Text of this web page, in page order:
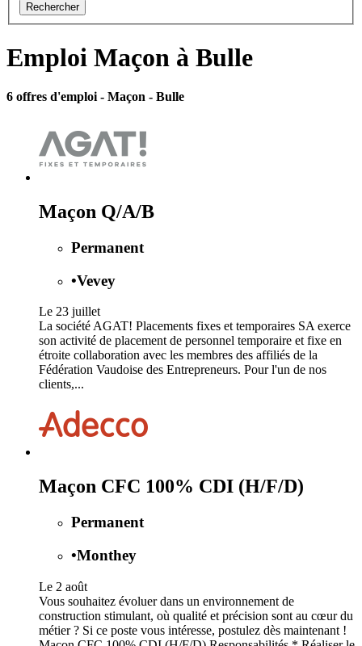
Rechercher
Emploi Maçon à Bulle
6 offres d'emploi - Maçon - Bulle
Maçon Q/A/B
Permanent
•Vevey
Le 23 juillet
La société AGAT! Placements fixes et temporaires SA exerce
son activité de placement de personnel temporaire et fixe en
étroite collaboration avec les membres des affiliés de la
Fédération Vaudoise des Entrepreneurs. Pour l'un de nos
clients,...
Maçon CFC 100% CDI (H/F/D)
Permanent
•Monthey
Le 2 août
Vous souhaitez évoluer dans un environnement de
construction stimulant, où qualité et précision sont au cœur du
métier ? Si ce poste vous intéresse, postulez dès maintenant !